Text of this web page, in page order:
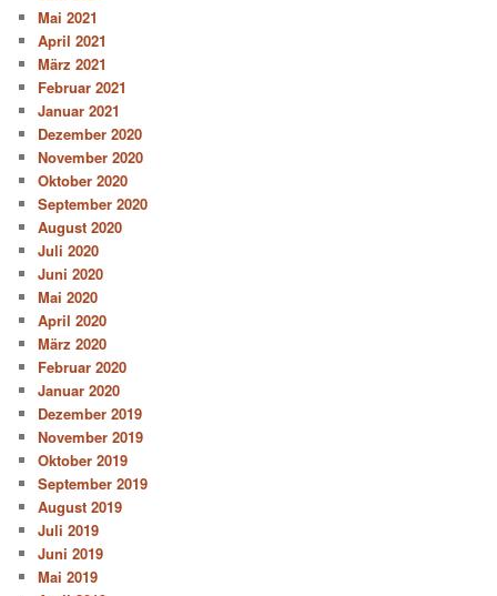
Mai 2021
April 2021
März 2021
Februar 2021
Januar 2021
Dezember 2020
November 2020
Oktober 2020
September 2020
August 2020
Juli 2020
Juni 2020
Mai 2020
April 2020
März 2020
Februar 2020
Januar 2020
Dezember 2019
November 2019
Oktober 2019
September 2019
August 2019
Juli 2019
Juni 2019
Mai 2019